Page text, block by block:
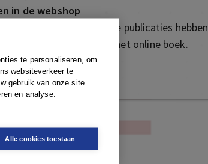
te personaliseren, om
websiteverkeer te
gebruik van onze site
en analyse.
Alle cookies toestaan
in de webshop
onze webshop. Sommige publicaties hebben
toegang te kopen tot het online boek.
de webshop